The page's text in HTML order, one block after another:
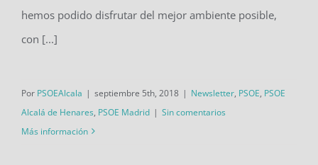
hemos podido disfrutar del mejor ambiente posible,
con [...]
Por PSOEAlcala | septiembre 5th, 2018 | Newsletter, PSOE, PSOE
Alcalá de Henares, PSOE Madrid | Sin comentarios
Más información